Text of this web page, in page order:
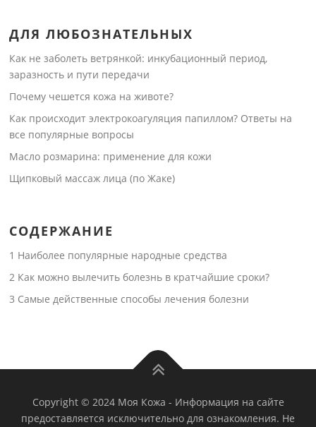
ДЛЯ ЛЮБОЗНАТЕЛЬНЫХ
Как не заболеть ветрянкой: инкубационный период,
заразность и пути передачи
Почему чешется кожа на животе?
Как происходит электрокоагуляция папиллом? Ответы на
все популярные вопросы
Масло розмарина: применение для кожи
Щипковый массаж лица (по Жаке)
СОДЕРЖАНИЕ
1 Наиболее популярные народные средства
2 Как можно вылечить болезнь в кратчайшие сроки?
3 Самые действенные способы лечения болезни
Copyright © 2024 Моя Кожа - Информация на сайте
предоставляется исключительно для ознакомления. Не